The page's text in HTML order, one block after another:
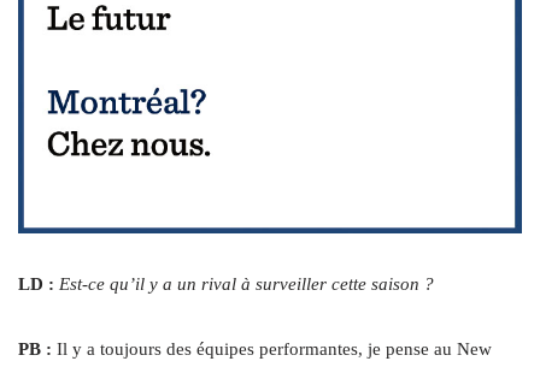
LD : Est-ce qu’il y a un rival à surveiller cette saison ?
PB : Il y a toujours des équipes performantes, je pense au New